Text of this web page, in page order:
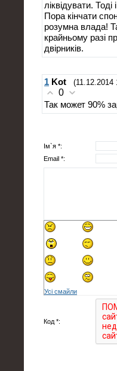
ліквідувати.
Пора кінчати
розумна влада!
крайньому разі
двірників.
1 Kot (11.12.2014
0
Так может 90%
Ім`я *:
Email *:
Усі смайли
Код *: